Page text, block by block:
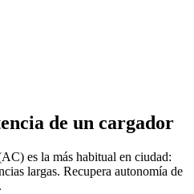
de un cargador
es la más habitual en ciudad:
largas. Recupera autonomía de